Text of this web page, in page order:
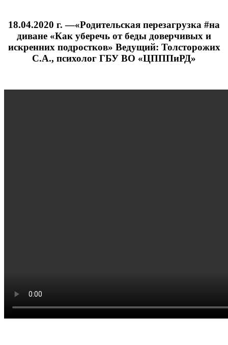
18.04.2020 г. —«Родительская перезагрузка #на
диване «Как уберечь от беды доверчивых и
искренних подростков» Ведущий: Толсторожих
С.А., психолог ГБУ ВО «ЦПППиРД»